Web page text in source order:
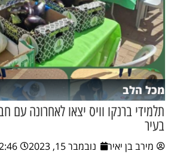
מכל הלב
תלמידי ברנקו וויס יצאו לאחרונה עם
בעיר
מירב בן יאיר נובמבר 15, 2023 pm